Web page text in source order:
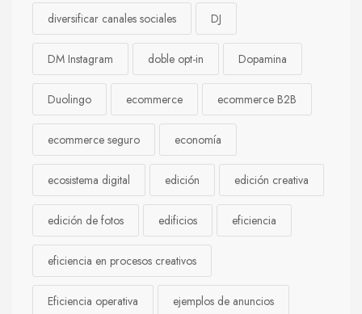
diversificar canales sociales DJ
DM Instagram doble opt-in Dopamina
Duolingo ecommerce ecommerce B2B
ecommerce seguro economía
ecosistema digital edición edición creativa
edición de fotos edificios eficiencia
eficiencia en procesos creativos
Eficiencia operativa ejemplos de anuncios